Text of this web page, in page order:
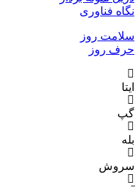
نگاه فناوری
سلامت روز
حرف روز
ایتا
گپ
بله
سروش